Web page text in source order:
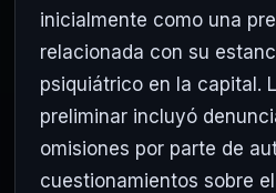
inicialmente como una
relacionada con su
psiquiátrico en la capital.
preliminar incluyó
omisiones por parte de
cuestionamientos sobre